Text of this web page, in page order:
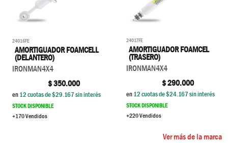
24016FE
AMORTIGUADOR FOAMCELL
(DELANTERO)
IRONMAN4X4
$350.000
en12cuotas de $29.167sin interés
STOCK DISPONIBLE
+170 Vendidos
24017FE
AMORTIGUADOR FOAMCEL
(TRASERO)
IRONMAN4X4
$290.000
en12cuotas de $24.167sin interés
STOCK DISPONIBLE
+220 Vendidos
Ver más de la marca